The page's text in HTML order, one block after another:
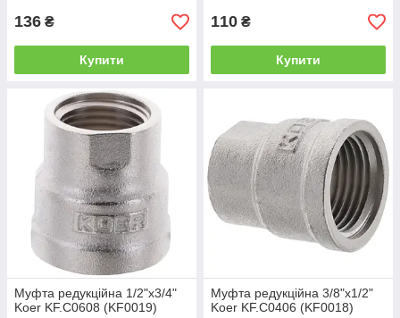
136 ₴
Купити
110 ₴
Купити
Муфта редукційна 1/2"х3/4"
Koer KF.C0608 (KF0019)
Муфта редукційна 3/8"x1/2"
Koer KF.C0406 (KF0018)